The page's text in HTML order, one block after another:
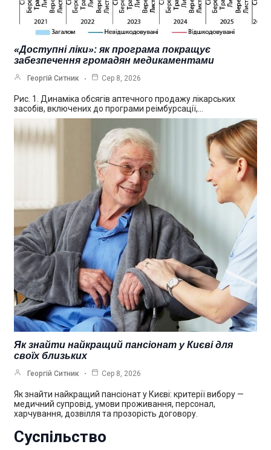
«Доступні ліки»: як програма покращує
забезпечення громадян медикаментами
Георгій Ситник Сер 8, 2026
Рис. 1. Динаміка обсягів аптечного продажу лікарських
засобів, включених до програми реімбурсації,…
Як знайти найкращий пансіонат у Києві для
своїх близьких
Георгій Ситник Сер 8, 2026
Як знайти найкращий пансіонат у Києві: критерії вибору —
медичний супровід, умови проживання, персонал,
харчування, дозвілля та прозорість договору.
Суспільство